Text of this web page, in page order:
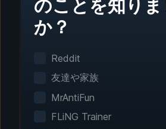
ステップ1 - ダウンロードと
ワンクリッ
スマートゲーム検出がインスト
のことを知りま
か？
Reddit
友達や家族
MrAntiFun
FLiNG Trainer